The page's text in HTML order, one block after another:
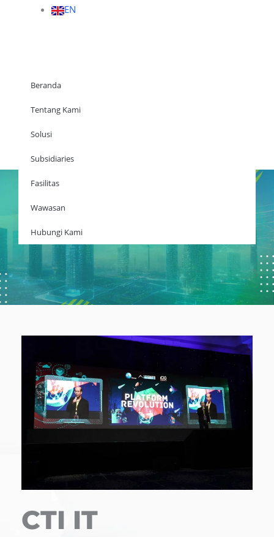
EN
Beranda
Subsidiaries
Hubungi Kami
Beranda
Tentang Kami
Solusi
Subsidiaries
Fasilitas
Wawasan
Hubungi Kami
CTI IT